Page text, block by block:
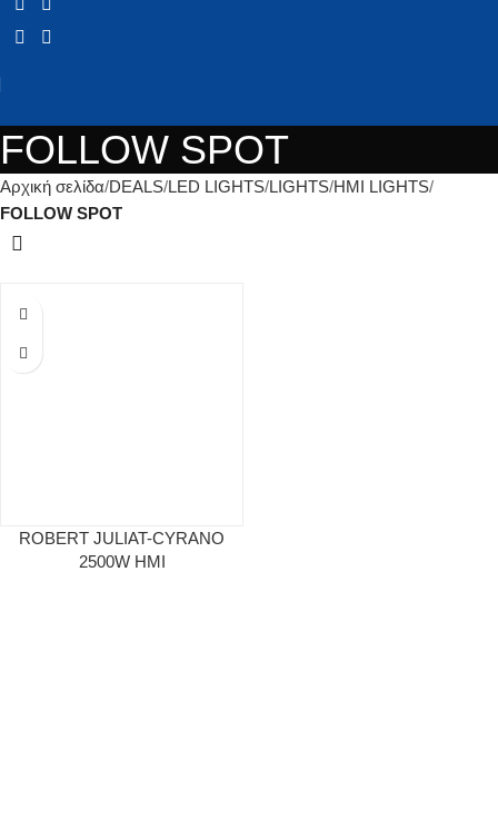
FOLLOW SPOT
Αρχική σελίδα DEALS LED LIGHTS LIGHTS HMI LIGHTS
FOLLOW SPOT
ROBERT JULIAT-CYRANO
2500W HMI